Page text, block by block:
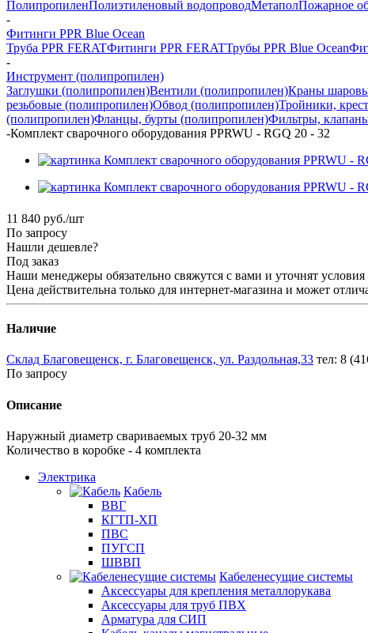
ПолипропиленПолиэтиленовый водопроводМетаполПожарное
-
Фитинги PPR Blue Ocean
Труба PPR FERATФитинги PPR FERATТрубы PPR Blue Ocean
-
Инструмент (полипропилен)
Заглушки (полипропилен)Вентили (полипропилен)Краны
резьбовые (полипропилен)Обвод (полипропилен)Тройники,
(полипропилен)Фланцы, бурты (полипропилен)Фильтры,
-Комплект сварочного оборудования PPRWU - RGQ 20 - 32
11 840 руб./шт
По запросу
Нашли дешевле?
Под заказ
Наши менеджеры обязательно свяжутся с вами и уточнят условия
Цена действительна только для интернет-магазина и может
Наличие
Склад Благовещенск, г. Благовещенск, ул. Раздольная,33 тел: 8
По запросу
Описание
Наружный диаметр свариваемых труб 20-32 мм
Количество в коробке - 4 комплекта
Электрика
Кабель
ВВГ
КГТП-ХП
ПВС
ПУГСП
ШВВП
Кабеленесущие системы
Аксессуары для крепления металлорукава
Аксессуары для труб ПВХ
Арматура для СИП